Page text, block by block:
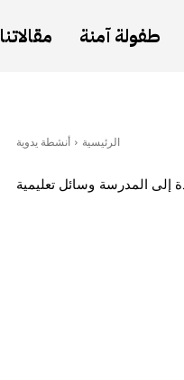
طفولة آمنة مقالاتنا
الرئيسية أنشطة يدوية
إلى المدرسة وسائل تعليمية